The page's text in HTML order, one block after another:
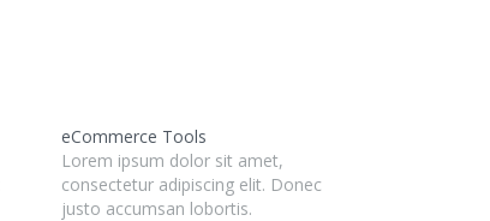
eCommerce Tools
Lorem ipsum dolor sit amet,
consectetur adipiscing elit. Donec
justo accumsan lobortis.